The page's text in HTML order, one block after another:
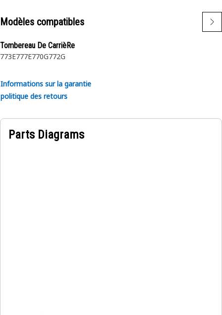
votre parc et peuvent être montées sur des machines plus
Applications :
Modèles compatibles
Tombereau De CarrièRe
773E777E770G772G
Informations sur la garantie
politique des retours
Parts Diagrams